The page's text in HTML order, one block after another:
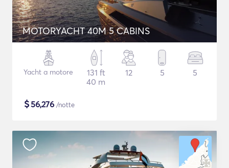
MOTORYACHT 40M 5 CABINS
Yacht a motore
131 ft
40 m
12 5 5
$56,276 /notte